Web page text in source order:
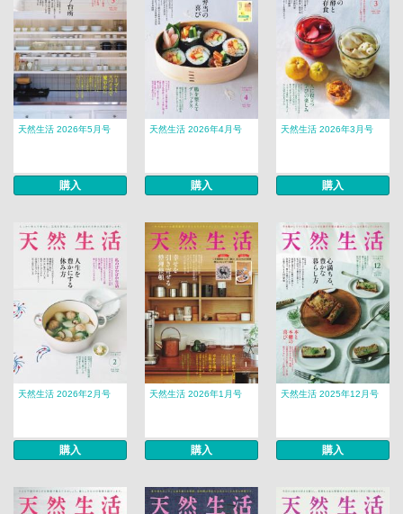
天然生活 2026年5月号
購入
天然生活 2026年4月号
購入
天然生活 2026年3月号
購入
天然生活 2026年2月号
購入
天然生活 2026年1月号
購入
天然生活 2025年12月号
購入